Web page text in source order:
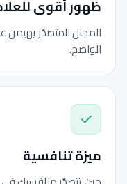
ظهور أقوى
المجال المتصدّر يهيمن
الواضح.
ميزة تنافسية